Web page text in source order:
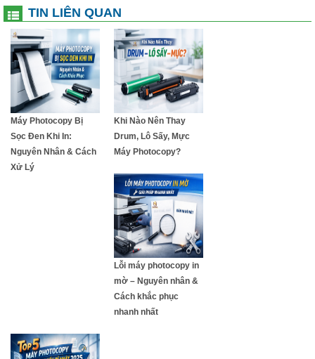
TIN LIÊN QUAN
Máy Photocopy Bị
Sọc Đen Khi In:
Nguyên Nhân & Cách
Xử Lý
Khi Nào Nên Thay
Drum, Lô Sấy, Mực
Máy Photocopy?
Lỗi máy photocopy in
mờ – Nguyên nhân &
Cách khắc phục
nhanh nhất